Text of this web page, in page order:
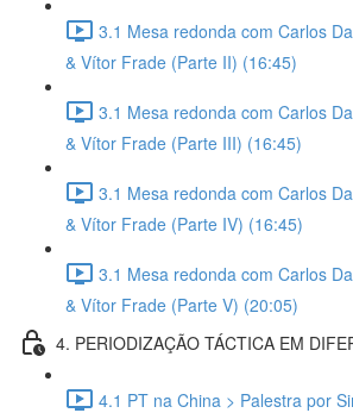
3.1 Mesa redonda com Carlos
& Vítor Frade (Parte II) (16:45)
3.1 Mesa redonda com Carlos
& Vítor Frade (Parte III) (16:45)
3.1 Mesa redonda com Carlos
& Vítor Frade (Parte IV) (16:45)
3.1 Mesa redonda com Carlos
& Vítor Frade (Parte V) (20:05)
4. PERIODIZAÇÃO TÁCTICA EM
4.1 PT na China > Palestra por